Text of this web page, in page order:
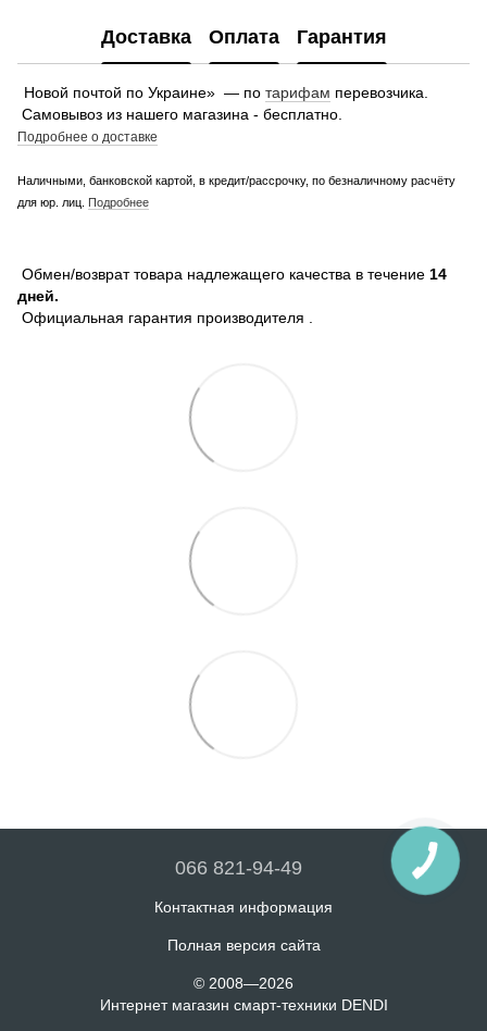
Доставка Оплата Гарантия
Новой почтой по Украине» — по тарифам перевозчика.
Самовывоз из нашего магазина - бесплатно.
Подробнее о доставке
Наличными, банковской картой, в кредит/рассрочку, по безналичному расчёту
для юр. лиц. Подробнее
Обмен/возврат товара надлежащего качества в течение 14
дней.
Официальная гарантия производителя .
066 821-94-49
Контактная информация
Полная версия сайта
© 2008—2026
Интернет магазин смарт-техники DENDI